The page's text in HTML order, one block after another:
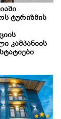
ტურიზმის
კამპანიის